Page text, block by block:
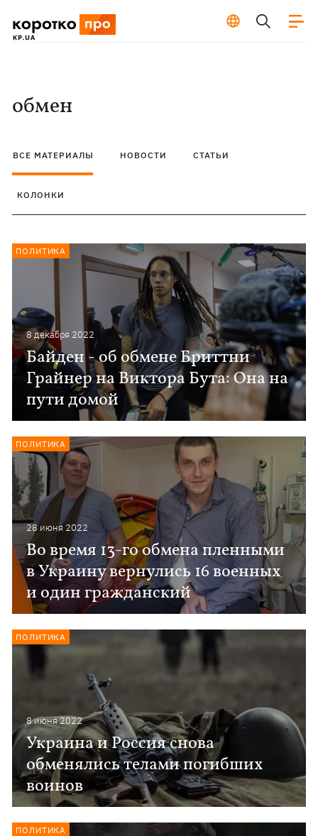
обмен
ВСЕ МАТЕРИАЛЫ НОВОСТИ СТАТЬИ
КОЛОНКИ
8 декабря 2022
Байден - об обмене Бриттни
Грайнер на Виктора Бута: Она на
пути домой
ПОЛИТИКА
28 июня 2022
Во время 13-го обмена пленными
в Украину вернулись 16 военных
и один гражданский
ПОЛИТИКА
8 июня 2022
Украина и Россия снова
обменялись телами погибших
воинов
ПОЛИТИКА
ПОЛИТИКА